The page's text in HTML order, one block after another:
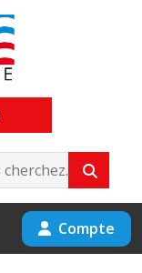
Compte